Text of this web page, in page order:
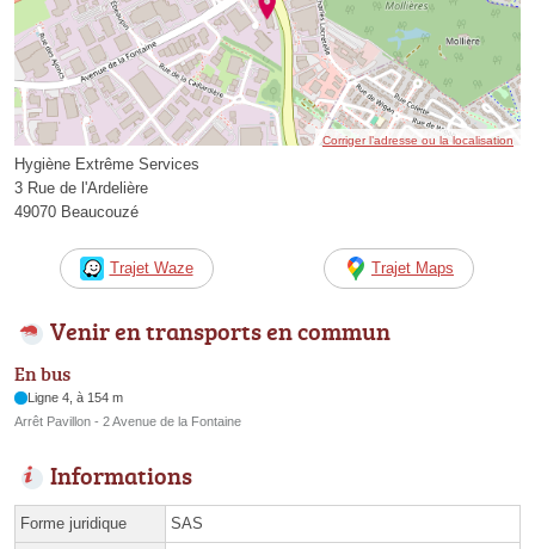
Corriger l’adresse ou la localisation
Hygiène Extrême Services
3 Rue de l'Ardelière
49070 Beaucouzé
Trajet Waze Trajet Maps
Venir en transports en commun
En bus
Ligne 4, à 154 m
Arrêt Pavillon - 2 Avenue de la Fontaine
Informations
Forme juridique SAS